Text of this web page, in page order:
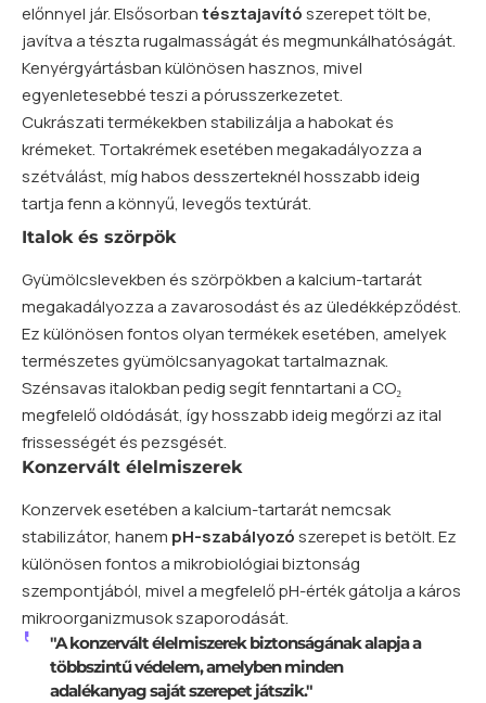
előnnyel jár. Elsősorbantésztajavítószerepet tölt be,
javítva a tészta rugalmasságát és megmunkálhatóságát.
Kenyérgyártásban különösen hasznos, mivel
egyenletesebbé teszi a pórusszerkezetet.
Cukrászati termékekben stabilizálja a habokat és
krémeket. Tortakrémek esetében megakadályozza a
szétválást, míg habos desszerteknél hosszabb ideig
tartja fenn a könnyű, levegős textúrát.
Italok és szörpök
Gyümölcslevekben és szörpökben a kalcium-tartarát
megakadályozza a zavarosodást és az üledékképződést.
Ez különösen fontos olyan termékek esetében, amelyek
természetes gyümölcsanyagokat tartalmaznak.
Szénsavas italokban pedig segít fenntartani a CO₂
megfelelő oldódását, így hosszabb ideig megőrzi az ital
frissességét és pezsgését.
Konzervált élelmiszerek
Konzervek esetében a kalcium-tartarát nemcsak
stabilizátor, hanem pH-szabályozószerepet is betölt. Ez
különösen fontos a mikrobiológiai biztonság
szempontjából, mivel a megfelelő pH-érték gátolja a káros
mikroorganizmusok szaporodását.
"A konzervált élelmiszerek biztonságának alapja a
többszintű védelem, amelyben minden
adalékanyag saját szerepet játszik."